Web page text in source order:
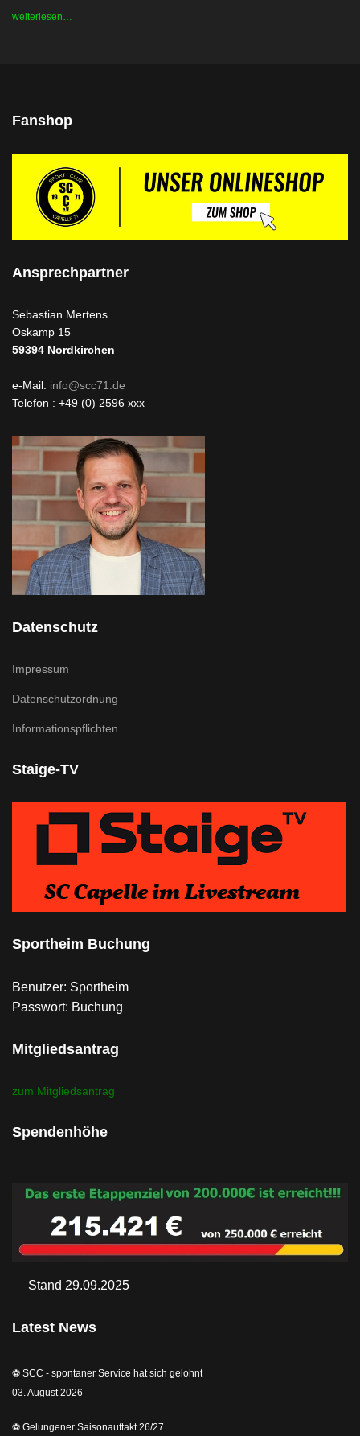
weiterlesen…
Fanshop
Ansprechpartner
Sebastian Mertens
Oskamp 15
59394 Nordkirchen
e-Mail: info@scc71.de
Telefon : +49 (0) 2596 xxx
Datenschutz
Impressum
Datenschutzordnung
Informationspflichten
Staige-TV
Sportheim Buchung
Benutzer: Sportheim
Passwort: Buchung
Mitgliedsantrag
zum Mitgliedsantrag
Spendenhöhe
Stand 29.09.2025
Latest News
⚽️ SCC - spontaner Service hat sich gelohnt
03. August 2026
⚽️ Gelungener Saisonauftakt 26/27